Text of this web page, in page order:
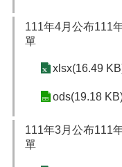
111年4月公布111
單
xlsx(16.49
ods(19.18
111年3月公布111
單